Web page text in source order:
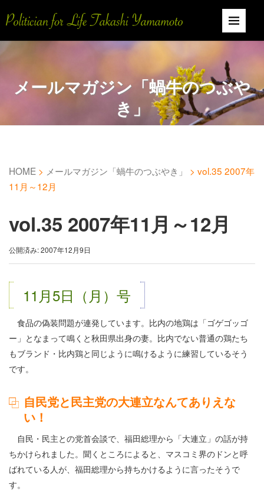
メールマガジン「蝸牛のつぶや
き」
HOME > メールマガジン「蝸牛のつぶやき」 > vol.35 2007年
11月～12月
vol.35 2007年11月～12月
公開済み: 2007年12月9日
11月5日（月）号
食品の偽装問題が連発しています。比内の地鶏は「ゴゲゴッゴ
ー」となまって鳴くと秋田県出身の妻。比内でない普通の鶏たち
もブランド・比内鶏と同じように鳴けるように練習しているそう
です。
自民党と民主党の大連立なんてありえな
い！
自民・民主との党首会談で、福田総理から「大連立」の話が持
ちかけられました。聞くところによると、マスコミ界のドンと呼
ばれている人が、福田総理から持ちかけるように言ったそうで
す。